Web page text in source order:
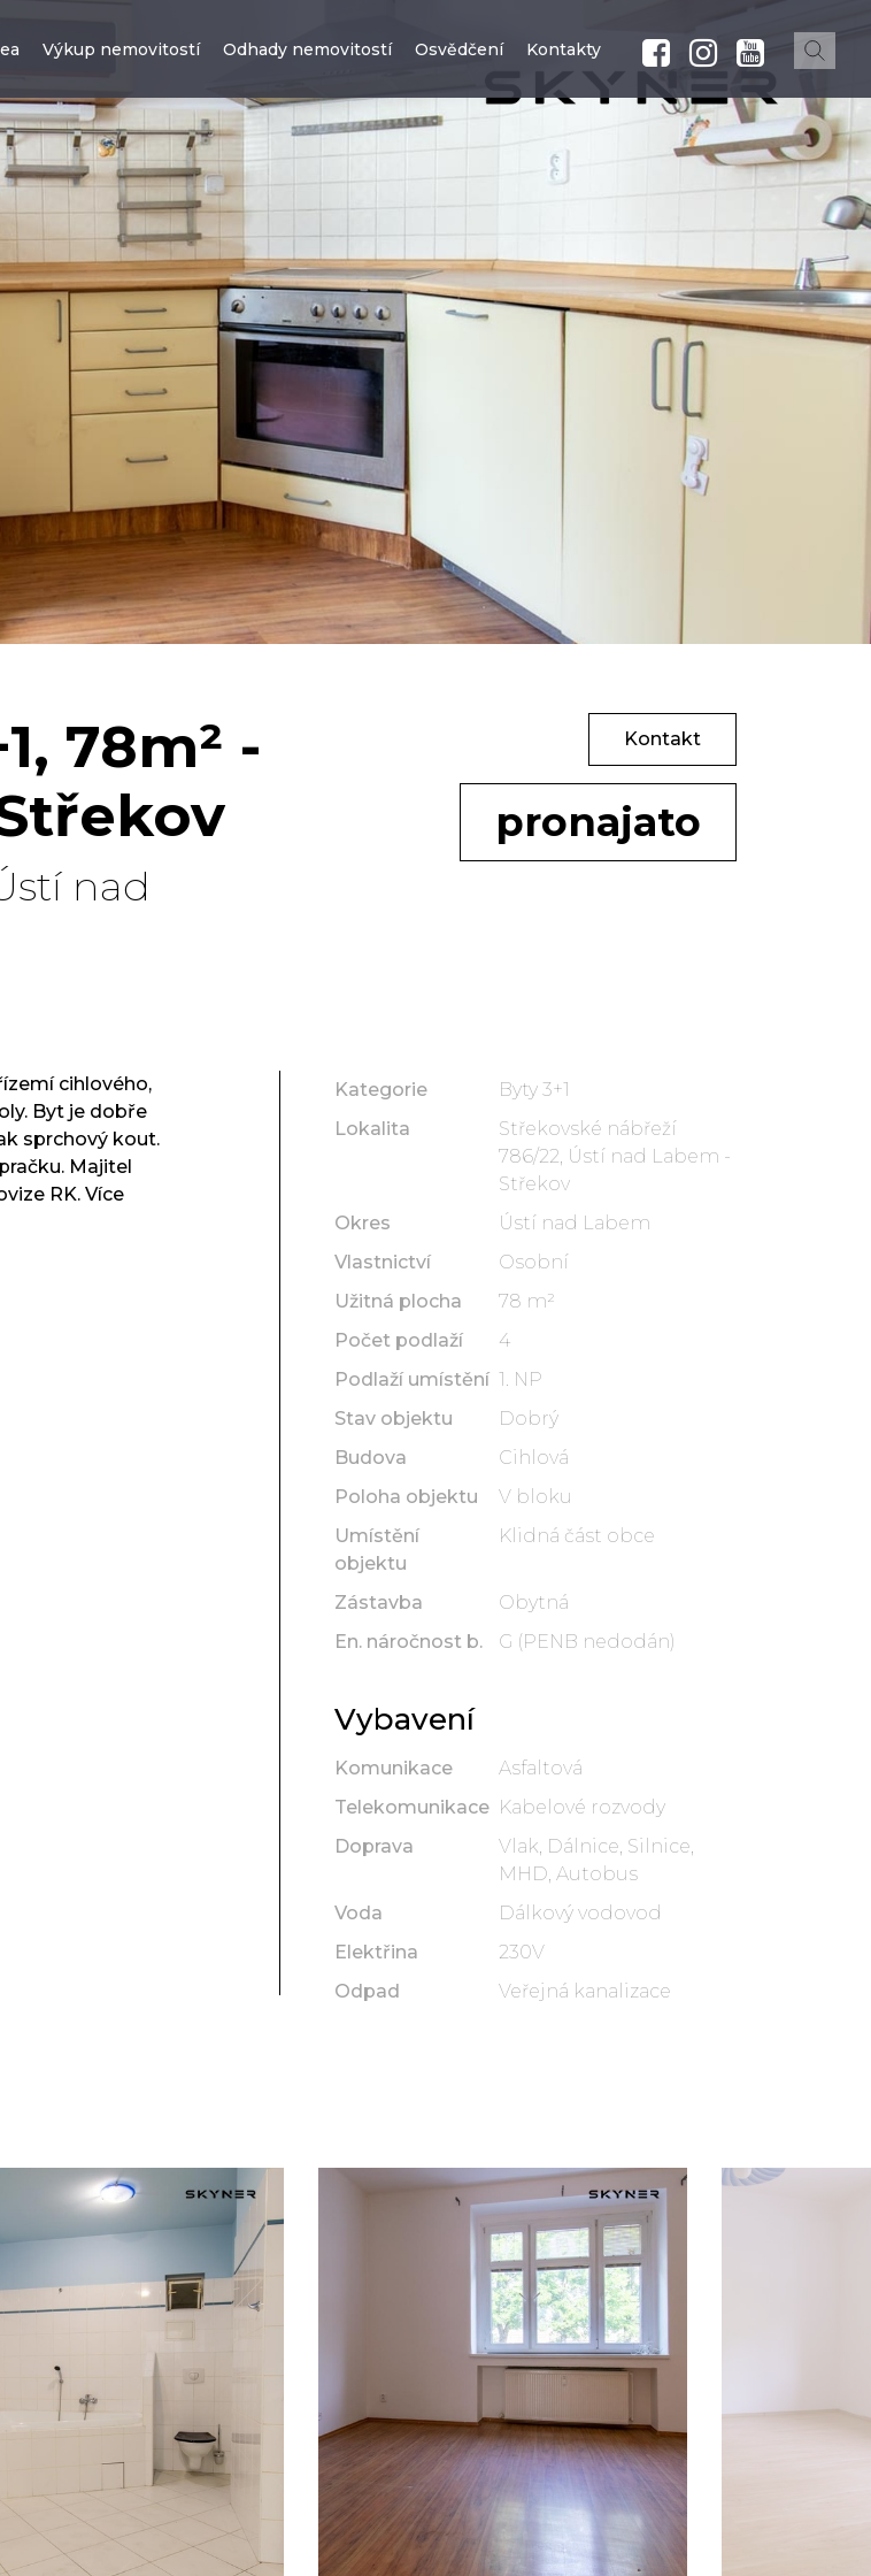
Výkup nemovitostí Odhady nemovitostí Osvědčení Kontakty
78m² -
nad
Kontakt
pronajato
cihlového,
Byt je dobře
sprchový kout.
Majitel
RK. Více
Kategorie
Byty 3+1
Lokalita
Střekovské nábřeží
786/22, Ústí nad Labem -
Střekov
Okres
Ústí nad Labem
Vlastnictví
Osobní
Užitná plocha
78 m²
Počet podlaží
4
Podlaží umístění 1. NP
Stav objektu
Dobrý
Budova
Cihlová
Poloha objektu
V bloku
Umístění
objektu
Klidná část obce
Zástavba
Obytná
En. náročnost b.
G (PENB nedodán)
Vybavení
Komunikace
Asfaltová
Telekomunikace Kabelové rozvody
Doprava
Vlak, Dálnice, Silnice,
MHD, Autobus
Voda
Dálkový vodovod
Elektřina
230V
Odpad
Veřejná kanalizace